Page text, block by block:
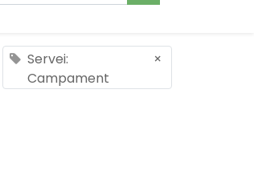
Servei:
Campament
×